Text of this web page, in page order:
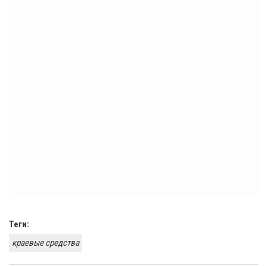
Теги:
краевые средства